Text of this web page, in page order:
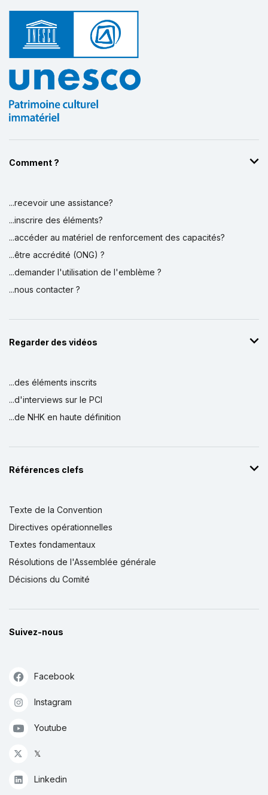
Comment ?
...recevoir une assistance?
...inscrire des éléments?
...accéder au matériel de renforcement des capacités?
...être accrédité (ONG) ?
...demander l'utilisation de l'emblème ?
...nous contacter ?
Regarder des vidéos
...des éléments inscrits
...d'interviews sur le PCI
...de NHK en haute définition
Références clefs
Texte de la Convention
Directives opérationnelles
Textes fondamentaux
Résolutions de l'Assemblée générale
Décisions du Comité
Suivez-nous
Facebook
Instagram
Youtube
𝕏
Linkedin